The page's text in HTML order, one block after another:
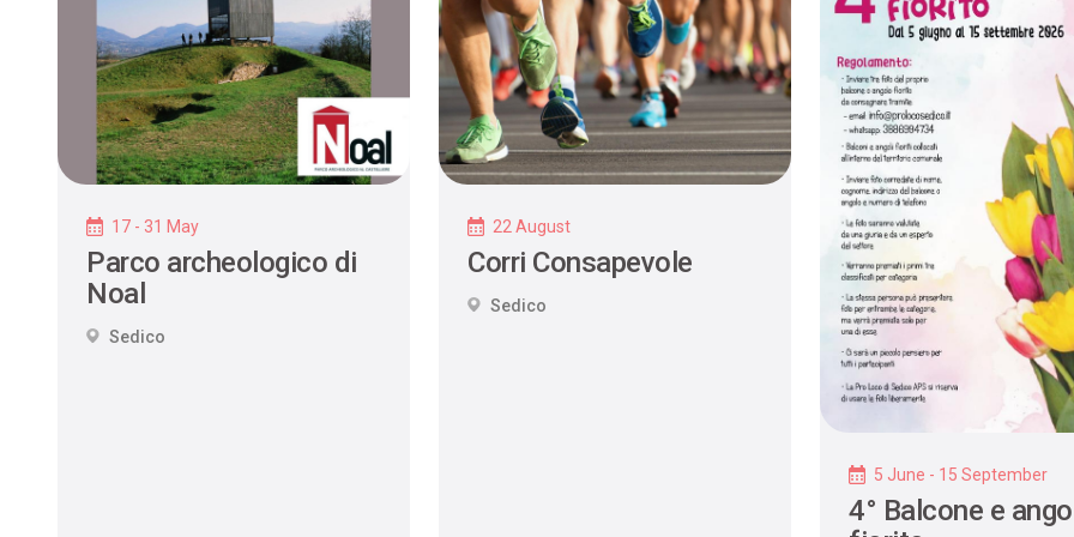
17 - 31 May
Parco archeologico di
Noal
Sedico
22 August
Corri Consapevole
Sedico
5 June - 15 September
4° Balcone e